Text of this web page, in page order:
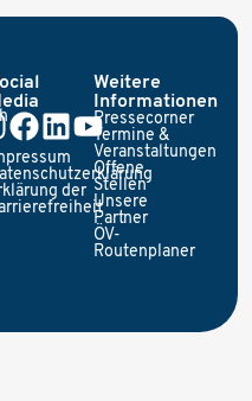
der
Weitere
Informationen
Pressecorner
Termine &
Veranstaltungen
Offene
Stellen
Unsere
Partner
ÖV-
Routenplaner